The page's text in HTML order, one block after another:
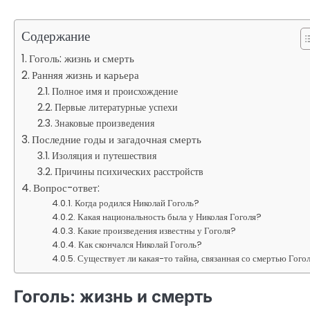
Содержание
Гоголь: жизнь и смерть
Ранняя жизнь и карьера
Полное имя и происхождение
Первые литературные успехи
Знаковые произведения
Последние годы и загадочная смерть
Изоляция и путешествия
Причины психических расстройств
Вопрос-ответ:
Когда родился Николай Гоголь?
Какая национальность была у Николая Гоголя?
Какие произведения известны у Гоголя?
Как скончался Николай Гоголь?
Существует ли какая-то тайна, связанная со смертью
Гоголь: жизнь и смерть